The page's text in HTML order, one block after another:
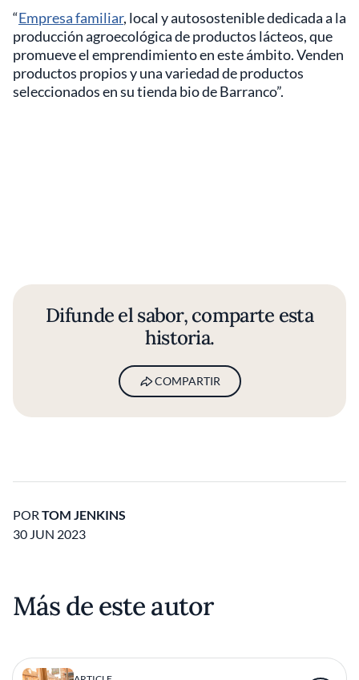
“Empresa familiar, local y autosostenible dedicada a la
producción agroecológica de productos lácteos, que
promueve el emprendimiento en este ámbito. Venden
productos propios y una variedad de productos
seleccionados en su tienda bio de Barranco”.
Difunde el sabor, comparte esta
historia.
COMPARTIR
POR TOM JENKINS
30 JUN 2023
Más de este autor